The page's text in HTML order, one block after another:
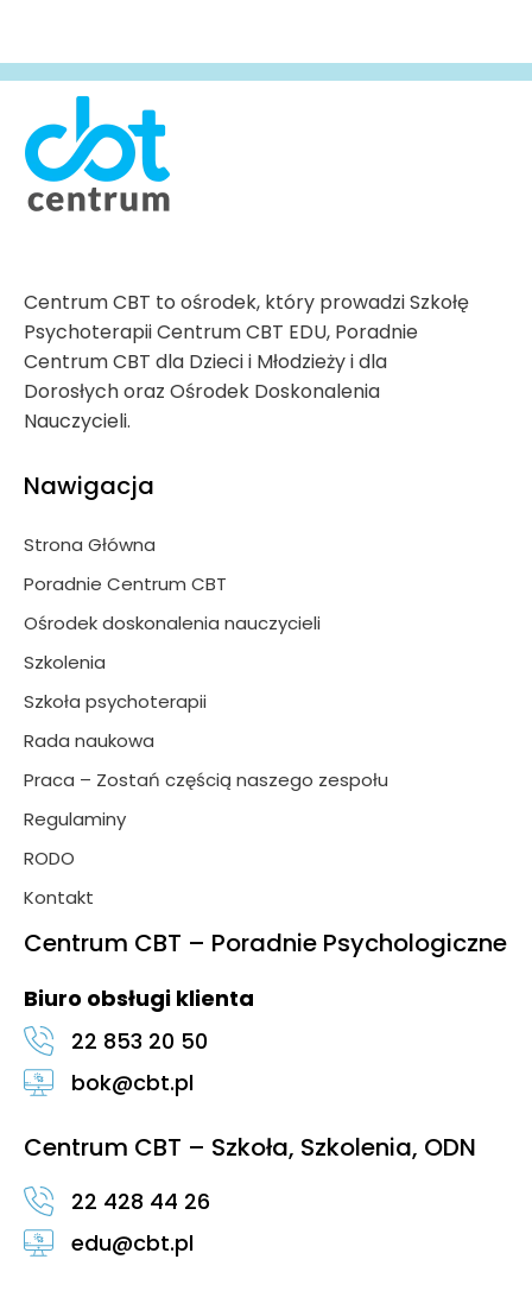
Centrum CBT to ośrodek, który prowadzi Szkołę
Psychoterapii Centrum CBT EDU, Poradnie
Centrum CBT dla Dzieci i Młodzieży i dla
Dorosłych oraz Ośrodek Doskonalenia
Nauczycieli.
Nawigacja
Strona Główna
Poradnie Centrum CBT
Ośrodek doskonalenia nauczycieli
Szkolenia
Szkoła psychoterapii
Rada naukowa
Praca – Zostań częścią naszego zespołu
Regulaminy
RODO
Kontakt
Centrum CBT – Poradnie Psychologiczne
Biuro obsługi klienta
22 853 20 50
bok@cbt.pl
Centrum CBT – Szkoła, Szkolenia, ODN
22 428 44 26
edu@cbt.pl